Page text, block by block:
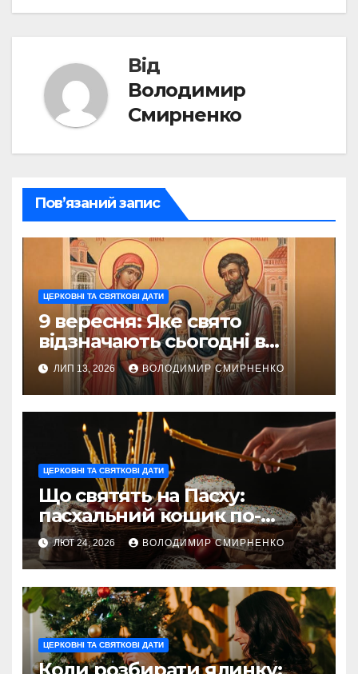
Від
Володимир
Смирненко
Пов’язаний запис
ЦЕРКОВНІ ТА СВЯТКОВІ ДАТИ
9 вересня: Яке свято
відзначають сьогодні в
Україні та світі
ЛИП 13, 2026 ВОЛОДИМИР СМИРНЕНКО
ЦЕРКОВНІ ТА СВЯТКОВІ ДАТИ
Що святять на Пасху:
пасхальний кошик по-
українськи
ЛЮТ 24, 2026 ВОЛОДИМИР СМИРНЕНКО
ЦЕРКОВНІ ТА СВЯТКОВІ ДАТИ